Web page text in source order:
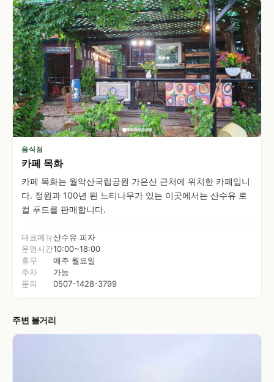
음식점
카페 목화
카페 목화는 월악산국립공원 가은산 근처에 위치한 카페입니
다. 정원과 100년 된 느티나무가 있는 이곳에서는 산수유 로
컬 푸드를 판매합니다.
대표메뉴산수유 피자
운영시간10:00~18:00
휴무
매주 월요일
주차
가능
문의
0507-1428-3799
주변 볼거리